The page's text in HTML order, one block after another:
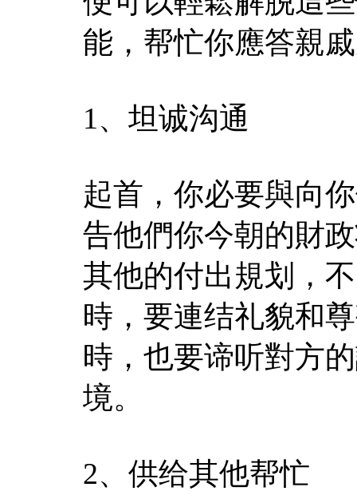
能，帮忙你應答親
1、坦诚沟通
起首，你必要與向
告他們你今朝的財
其他的付出規划，
時，要連结礼貌和
時，也要谛听對方
境。
2、供给其他帮忙